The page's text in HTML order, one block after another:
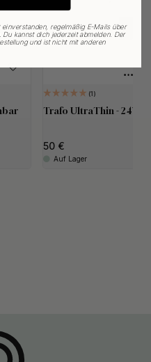
1
Trafo UltraThin - 24V/
50
Auf Lager
regelmäßig E-Mails über
kannst dich jederzeit abmelden. Der
und ist nicht mit anderen